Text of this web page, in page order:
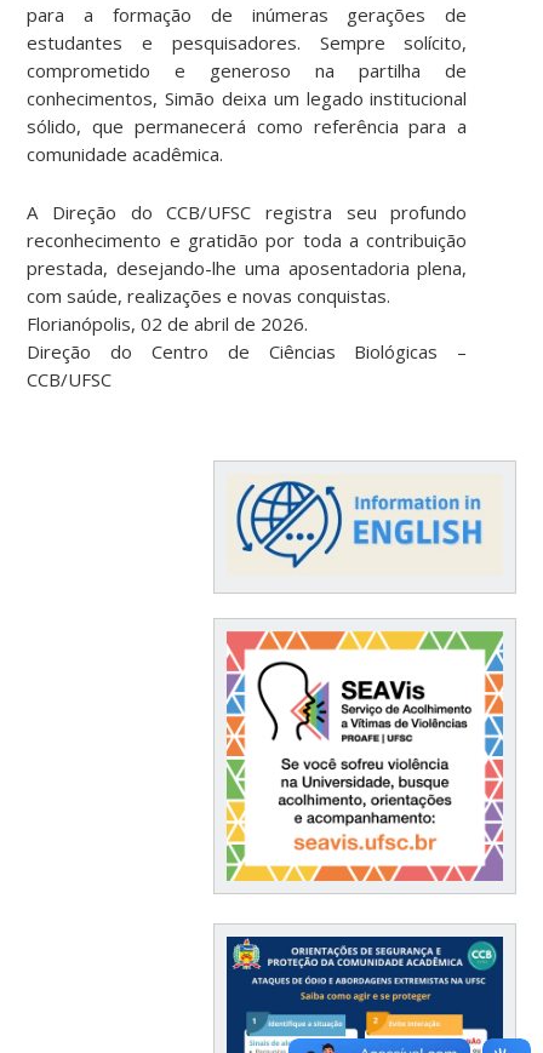
para a formação de inúmeras gerações de
estudantes e pesquisadores. Sempre solícito,
comprometido e generoso na partilha de
conhecimentos, Simão deixa um legado institucional
sólido, que permanecerá como referência para a
comunidade acadêmica.
A Direção do CCB/UFSC registra seu profundo
reconhecimento e gratidão por toda a contribuição
prestada, desejando-lhe uma aposentadoria plena,
com saúde, realizações e novas conquistas.
Florianópolis, 02 de abril de 2026.
Direção do Centro de Ciências Biológicas –
CCB/UFSC